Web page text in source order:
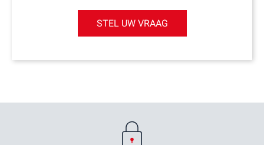
STEL UW VRAAG